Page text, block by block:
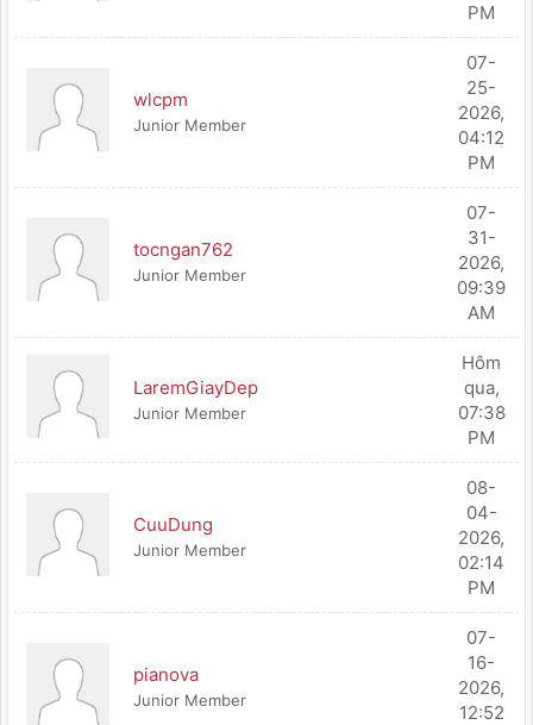
PM
wlcpm
Junior Member
07-
25-
2026,
04:12
PM
tocngan762
Junior Member
07-
31-
2026,
09:39
AM
LaremGiayDep
Junior Member
Hôm
qua,
07:38
PM
CuuDung
Junior Member
08-
04-
2026,
02:14
PM
pianova
Junior Member
07-
16-
2026,
12:52